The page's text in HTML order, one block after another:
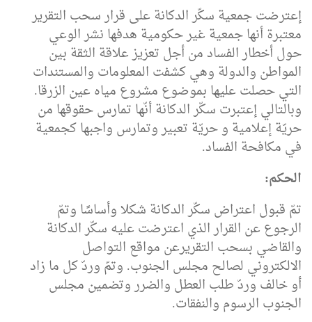
إعترضت جمعية سكّر الدكانة على قرار سحب التقرير
معتبرة أنها جمعية غير حكومية هدفها نشر الوعي
حول أخطار الفساد من أجل تعزيز علاقة الثقة بين
المواطن والدولة وهي كشفت المعلومات والمستندات
التي حصلت عليها بموضوع مشروع مياه عين الزرقا.
وبالتالي إعتبرت سكّر الدكانة أنّها تمارس حقوقها من
حريّة إعلامية و حريّة تعبير وتمارس واجبها كجمعية
في مكافحة الفساد.
الحكم:
تمّ قبول اعتراض سكّر الدكانة شكلا وأساسًا وتمّ
الرجوع عن القرار الذي اعترضت عليه سكّر الدكانة
والقاضي بسحب التقريرعن مواقع التواصل
الالكتروني لصالح مجلس الجنوب. وتمّ وردّ كل ما زاد
أو خالف وردّ طلب العطل والضرر وتضمين مجلس
الجنوب الرسوم والنفقات.